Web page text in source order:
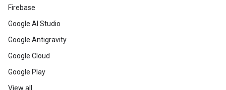
Firebase
Google AI Studio
Google Antigravity
Google Cloud
Google Play
View all